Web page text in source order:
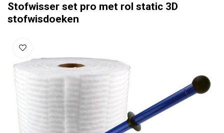
Stofwisser set pro met rol static 3D
stofwisdoeken